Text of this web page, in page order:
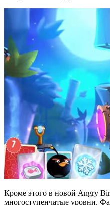
Кроме этого в новой Angry
многоступенчатые уровни.